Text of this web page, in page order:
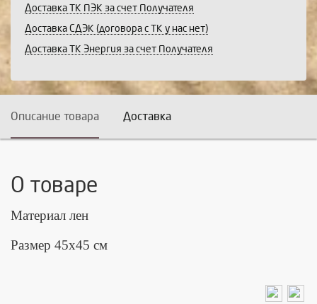
Доставка ТК ПЭК за счет Получателя
Доставка СДЭК (договора с ТК у нас нет)
Доставка ТК Энергия за счет Получателя
Описание товара Доставка
О товаре
Материал лен
Размер 45х45 см